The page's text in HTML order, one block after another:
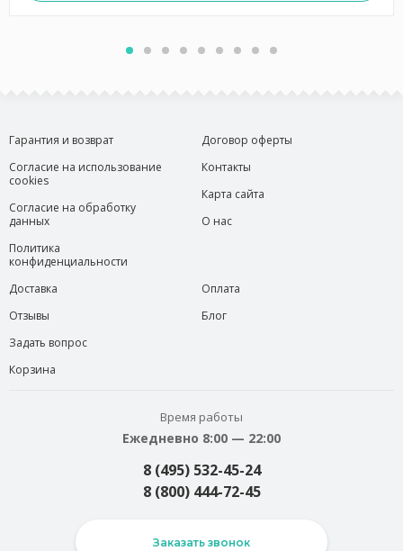
Гарантия и возврат
Согласие на использование
cookies
Согласие на обработку
данных
Политика
конфиденциальности
Договор оферты
Контакты
Карта сайта
О нас
Доставка
Отзывы
Задать вопрос
Корзина
Оплата
Блог
Время работы
Ежедневно 8:00 — 22:00
8 (495) 532-45-24
8 (800) 444-72-45
Заказать звонок